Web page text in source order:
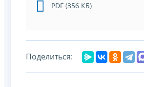
PDF (356 КБ)
Поделиться: